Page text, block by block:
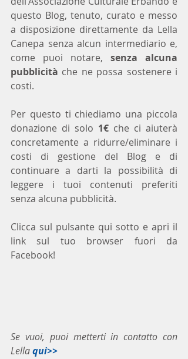
questo Blog, tenuto, curato e messo
a disposizione direttamente da Lella
Canepa senza alcun intermediario e,
come puoi notare, senza alcuna
pubblicità che ne possa sostenere i
costi.
Per questo ti chiediamo una piccola
donazione di solo 1€ che ci aiuterà
concretamente a ridurre/eliminare i
costi di gestione del Blog e di
continuare a darti la possibilità di
leggere i tuoi contenuti preferiti
senza alcuna pubblicità.
Clicca sul pulsante qui sotto e apri il
link sul tuo browser fuori da
Facebook!
Se vuoi, puoi metterti in contatto con
Lella qui>>